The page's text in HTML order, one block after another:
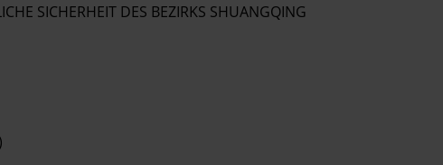
SICHERHEIT DES BEZIRKS SHUANGQING